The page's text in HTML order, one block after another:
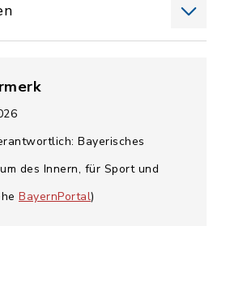
Bayerisches
des Innern, für Sport und
BayernPortal)